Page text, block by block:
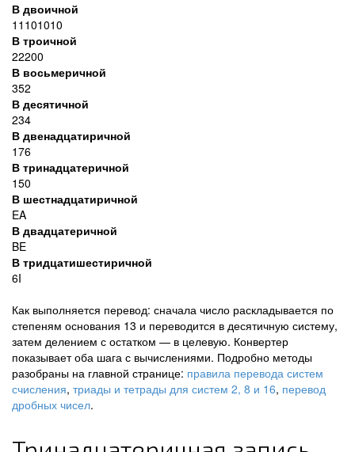
В двоичной
11101010
В троичной
22200
В восьмеричной
352
В десятичной
234
В двенадцатиричной
176
В тринадцатеричной
150
В шестнадцатиричной
EA
В двадцатеричной
BE
В тридцатишестиричной
6I
Как выполняется перевод: сначала число раскладывается по
степеням основания 13 и переводится в десятичную систему,
затем делением с остатком — в целевую. Конвертер
показывает оба шага с вычислениями. Подробно методы
разобраны на главной странице: правила перевода систем
счисления, триады и тетрады для систем 2, 8 и 16, перевод
дробных чисел.